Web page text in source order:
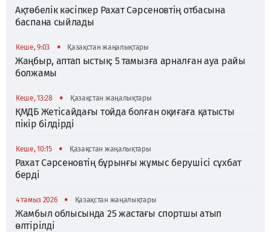
Ақтөбелік кәсіпкер Рахат Сәрсеновтің отбасына
баспана сыйлады
Кеше, 9:03 • Қазақстан жаңалықтары
Жаңбыр, аптап ыстық: 5 тамызға арналған ауа райы
болжамы
Кеше, 13:28 • Қазақстан жаңалықтары
ҚМДБ Жетісайдағы тойда болған оқиғаға қатысты
пікір білдірді
Кеше, 10:15 • Қазақстан жаңалықтары
Рахат Сәрсеновтің бұрынғы жұмыс берушісі сұхбат
берді
4 тамыз 2026 • Қазақстан жаңалықтары
Жамбыл облысында 25 жастағы спортшы атып
өлтірілді